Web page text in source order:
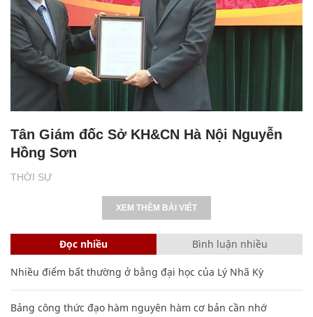
THỜI SỰ
Tân Giám đốc Sở KH&CN Hà Nội Nguyễn
Hồng Sơn
XEM THÊM BÀI VIẾT
Đọc nhiều Bình luận nhiều
Nhiều điểm bất thường ở bằng đại học của Lý Nhã Kỳ
Bảng công thức đạo hàm nguyên hàm cơ bản cần nhớ